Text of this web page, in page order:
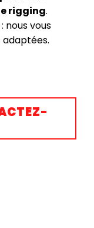
rigging.
nous vous
adaptées.